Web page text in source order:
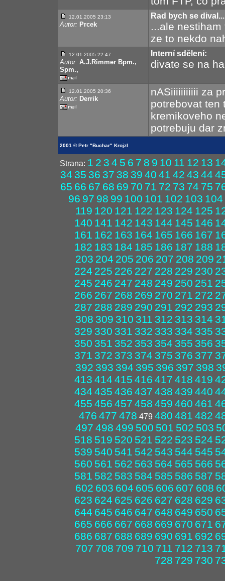
12.01.2005 23:13
Autor: Prcek
Rad bych se dival...
...ale
ze to nekdo
12.01.2005 22:47
Autor: A.J.Rimmer Bpm.,
Spm.,
Interní sdělení:
divate se na
12.01.2005 20:36
Autor: Derrik
nASiiiiiiiiiii za
potrebovat ten
kremikoveho
potrebuju dar
2001 © Petr "Buchar" Krojzl
Strana: 1 2 3 4 5 6 7 8 9 10 11 12 13
34 35 36 37 38 39 40 41 42 43 44
65 66 67 68 69 70 71 72 73 74 75
96 97 98 99 100 101 102 103 104
119 120 121 122 123 124 125
140 141 142 143 144 145 146
161 162 163 164 165 166 167
182 183 184 185 186 187 188
203 204 205 206 207 208 209
224 225 226 227 228 229 230
245 246 247 248 249 250 251
266 267 268 269 270 271 272
287 288 289 290 291 292 293
308 309 310 311 312 313 314
329 330 331 332 333 334 335
350 351 352 353 354 355 356
371 372 373 374 375 376 377
392 393 394 395 396 397 398
413 414 415 416 417 418 419
434 435 436 437 438 439 440
455 456 457 458 459 460 461
476 477 478 479 480 481 482
497 498 499 500 501 502 503
518 519 520 521 522 523 524
539 540 541 542 543 544 545
560 561 562 563 564 565 566
581 582 583 584 585 586 587
602 603 604 605 606 607 608
623 624 625 626 627 628 629
644 645 646 647 648 649 650
665 666 667 668 669 670 671
686 687 688 689 690 691 692
707 708 709 710 711 712 713
728 729 730